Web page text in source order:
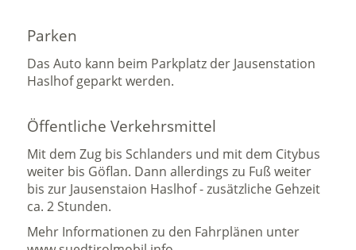
Parken
Das Auto kann beim Parkplatz der Jausenstation
Haslhof geparkt werden.
Öffentliche Verkehrsmittel
Mit dem Zug bis Schlanders und mit dem Citybus
weiter bis Göflan. Dann allerdings zu Fuß weiter
bis zur Jausenstaion Haslhof - zusätzliche Gehzeit
ca. 2 Stunden.
Mehr Informationen zu den Fahrplänen unter